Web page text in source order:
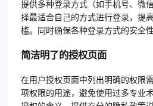
提供多种登录方式（如手机号、微
择最适合自己的方式进行登录，提
槛。同时确保各种登录方式的安全性
简洁明了的授权页面
在用户授权页面中列出明确的权限
项权限的用途，避免使用过多专业